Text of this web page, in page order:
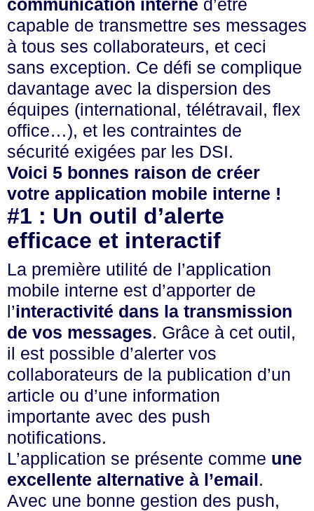
communication interne d’être
capable de transmettre ses messages
à tous ses collaborateurs, et ceci
sans exception. Ce défi se complique
davantage avec la dispersion des
équipes (international, télétravail, flex
office…), et les contraintes de
sécurité exigées par les DSI.
Voici 5 bonnes raison de créer
votre application mobile interne !
#1 : Un outil d’alerte
efficace et interactif
La première utilité de l’application
mobile interne est d’apporter de
l’interactivité dans la transmission
de vos messages. Grâce à cet outil,
il est possible d’alerter vos
collaborateurs de la publication d’un
article ou d’une information
importante avec des push
notifications.
L’application se présente comme une
excellente alternative à l’email.
Avec une bonne gestion des push,